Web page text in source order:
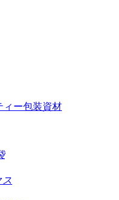
ィー包装資材
ス